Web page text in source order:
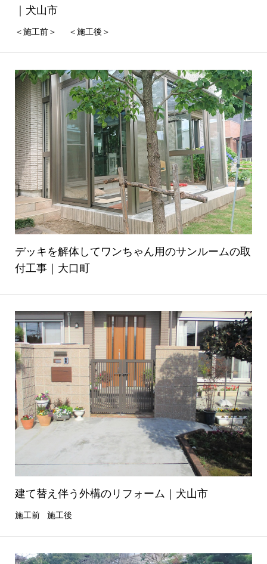
｜犬山市
＜施工前＞ ＜施工後＞
デッキを解体してワンちゃん用のサンルームの取
付工事｜大口町
建て替え伴う外構のリフォーム｜犬山市
施工前 施工後